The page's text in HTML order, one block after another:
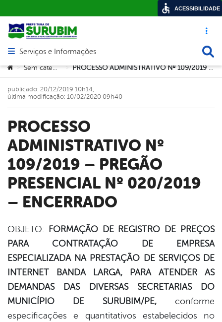
Acesso
Abrir menu principal de navegação
Serviços e Informações
Você está aqui:
> Sem categoria > PROCESSO ADMINISTRATIVO Nº 109/2019 – PREGÃO PRESENCIAL Nº 020/2019 – ENCERRADO
PROCESSO
ADMINISTRATIVO Nº
109/2019 – PREGÃO
PRESENCIAL Nº 020/2019
– ENCERRADO
publicado: 20/12/2019 10h14,
última modificação: 10/02/2020 09h40
OBJETO: FORMAÇÃO DE REGISTRO DE PREÇOS
PARA CONTRATAÇÃO DE EMPRESA
ESPECIALIZADA NA PRESTAÇÃO DE SERVIÇOS DE
INTERNET BANDA LARGA, PARA ATENDER AS
DEMANDAS DAS DIVERSAS SECRETARIAS DO
MUNICÍPIO DE SURUBIM/PE, conforme
especificações e quantitativos estabelecidos no
ACESSIBILIDADE